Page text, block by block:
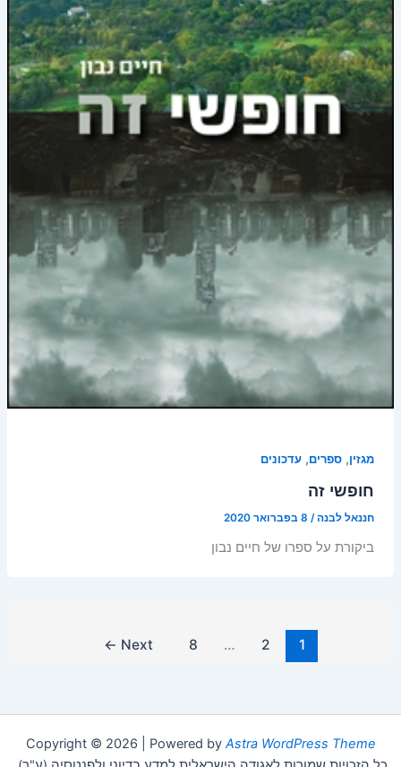
מגזין, ספרים, עדכונים
חופשי זה
חננאל לבנה/ 8 בפברואר 2020
ביקורת על ספרו של חיים נבון
1
2
…
8
Next
←
Copyright © 2026 | Powered by Astra WordPress Theme